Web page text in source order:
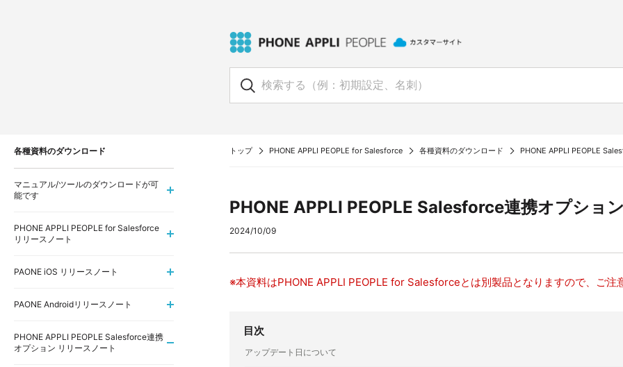
トップ PHONE APPLI PEOPLE for Salesforce 各種資料のダウンロード PHONE APPLI PEOPLE
PHONE APPLI PEOPLE Salesforce連携オプショ
2024/10/09
※本資料はPHONE APPLI PEOPLE for Salesforceとは別製品となりますので、ご注
目次
アップデート日について
各種資料のダウンロード
マニュアル/ツールのダウンロードが可
能です
PHONE APPLI PEOPLE for Salesforce
リリースノート
PAONE iOS リリースノート
PAONE Androidリリースノート
PHONE APPLI PEOPLE Salesforce連携
オプション リリースノート